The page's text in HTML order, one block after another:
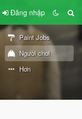
Đăng nhập
Paint Jobs
Người chơi
Hơn